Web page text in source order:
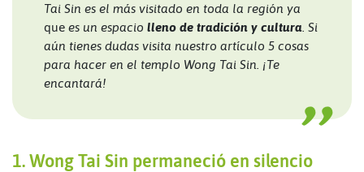
Tai Sin es el más visitado en toda la región ya
que es un espacio lleno de tradición y cultura . Si
aún tienes dudas visita nuestro artículo 5 cosas
para hacer en el templo Wong Tai Sin. ¡Te
encantará!
1. Wong Tai Sin permaneció en silencio